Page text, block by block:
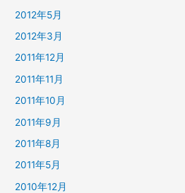
2012年5月
2012年3月
2011年12月
2011年11月
2011年10月
2011年9月
2011年8月
2011年5月
2010年12月